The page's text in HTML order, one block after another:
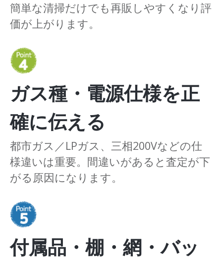
簡単な清掃だけでも再販しやすくなり評
価が上がります。
ガス種・電源仕様を正
確に伝える
都市ガス／LPガス、三相200Vなどの仕
様違いは重要。間違いがあると査定が下
がる原因になります。
付属品・棚・網・バッ